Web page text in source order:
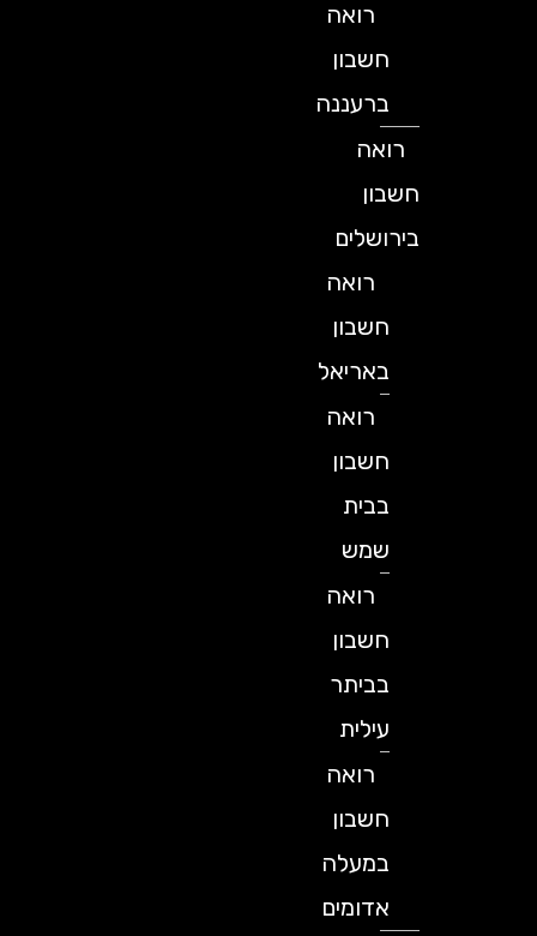
רואה
חשבון
ברעננה
רואה
חשבון
בירושלים
רואה
חשבון
באריאל
רואה
חשבון
בבית
שמש
רואה
חשבון
בביתר
עילית
רואה
חשבון
במעלה
אדומים